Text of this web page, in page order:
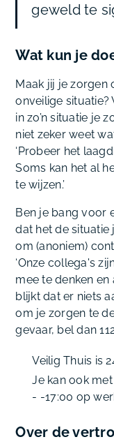
geweld te
Wat kun je
Maak jij je zorgen
onveilige situatie?
in zo’n situatie je
niet zeker weet
‘Probeer het
Soms kan het al
te wijzen.’
Ben je bang voor
dat het de situatie
om (anoniem)
‘Onze collega's
mee te denken
blijkt dat er niets
om je zorgen te
gevaar, bel dan
Veilig Thuis is
Je kan ook
- -17:00 op
Over de